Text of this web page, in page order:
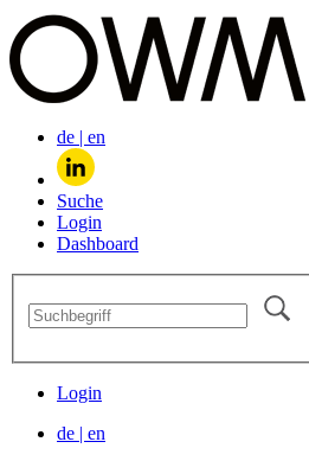
de | en
Suche
Login
Dashboard
Login
de | en